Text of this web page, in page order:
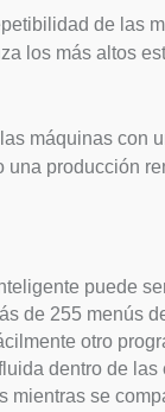
de las
los más altos
máquinas con
producción
puede
de 255 menús
otro
dentro de
se